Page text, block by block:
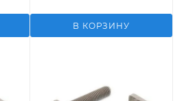
В КОРЗИНУ